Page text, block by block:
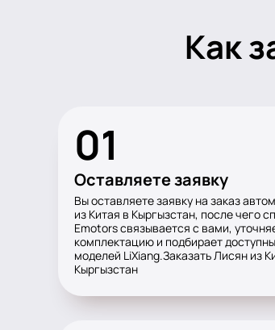
Как
01
Оставляете заявку
Вы оставляете заявку на заказ
из Китая в Кыргызстан, после чего
Emotors связывается с вами,
комплектацию и подбирает
моделей LiXiang.Заказать Лисян из
Кыргызстан